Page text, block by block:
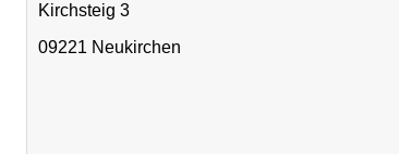
Kirchsteig 3
09221 Neukirchen